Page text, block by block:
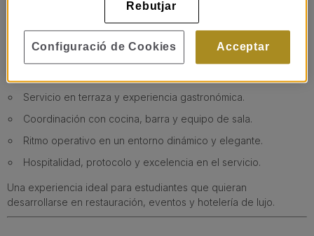
En Verbena vivirás la restauración desde un concepto moderno,
Aprenderás cómo se gestiona un espacio lifestyle de referencia
donde cada detalle cuenta:
Servicio en terraza y experiencia gastronómica.
Coordinación con cocina, barra y equipo de sala.
Ritmo operativo en un entorno dinámico y elegante.
Hospitalidad, protocolo y excelencia en el servicio.
Una experiencia ideal para estudiantes que quieran
desarrollarse en restauración, eventos y hotelería de lujo.
Rebutjar
Acceptar
Configuració de Cookies